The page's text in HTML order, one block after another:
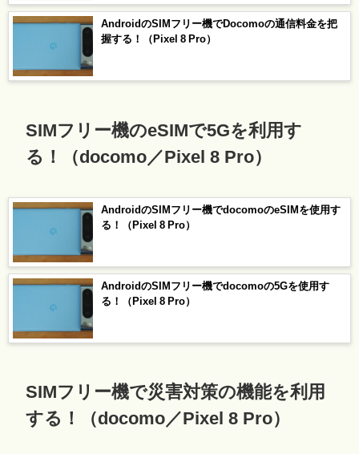
AndroidのSIMフリー機でDocomoの通信料金を把
握する！（Pixel 8 Pro）
SIMフリー機のeSIMで5Gを利用す
る！（docomo／Pixel 8 Pro）
AndroidのSIMフリー機でdocomoのeSIMを使用す
る！（Pixel 8 Pro）
AndroidのSIMフリー機でdocomoの5Gを使用す
る！（Pixel 8 Pro）
SIMフリー機で災害対策の機能を利用
する！（docomo／Pixel 8 Pro）